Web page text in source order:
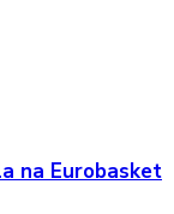
na Eurobasket